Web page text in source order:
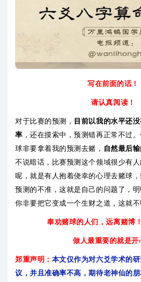
写在前面的话！
请认真阅读！
对于比赛的预测， 目前以我的水平还
率 ，还在摸索中，预测错再正常不过
球非要拿着我的预测去赌， 自然最后
不说暗话，比赛预测这个领域很少有
呢，就是有人抱着侥幸的心理去赌球
预测的不准，这就是自己的问题了，
你非要把它变成一个生财之道，这就不
奉劝赌球的人们，远离赌博
做人最重要的就是开
郑重声明： 本文仅作为对六爻学术的
议，并且准确率不高，期待老神仙的